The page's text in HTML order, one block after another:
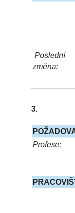
Poslední
změna:
3.
Profese: